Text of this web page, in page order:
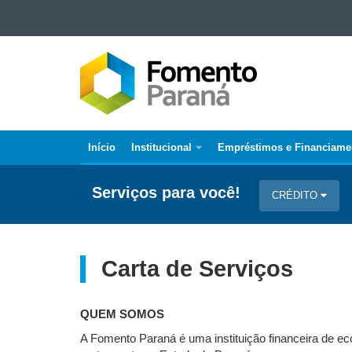
Ir para a navegaçãoFOMENTO
PARANÁ
Navegação
Principal
Início Institucional Empréstimos e
Serviços para você! CRÉDITO
Carta de Serviços
QUEM SOMOS
A Fomento Paraná é uma instituição financeira de